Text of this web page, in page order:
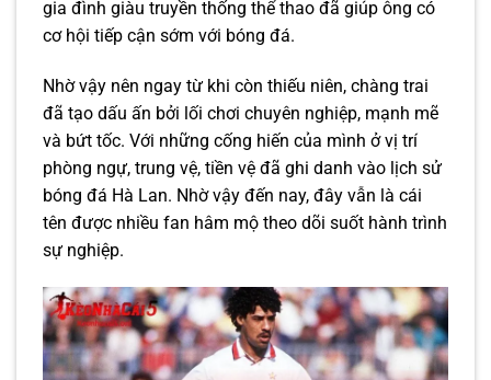
gia đình giàu truyền thống thể thao đã giúp ông có
cơ hội tiếp cận sớm với bóng đá.
Nhờ vậy nên ngay từ khi còn thiếu niên, chàng trai
đã tạo dấu ấn bởi lối chơi chuyên nghiệp, mạnh mẽ
và bứt tốc. Với những cống hiến của mình ở vị trí
phòng ngự, trung vệ, tiền vệ đã ghi danh vào lịch sử
bóng đá Hà Lan. Nhờ vậy đến nay, đây vẫn là cái
tên được nhiều fan hâm mộ theo dõi suốt hành trình
sự nghiệp.